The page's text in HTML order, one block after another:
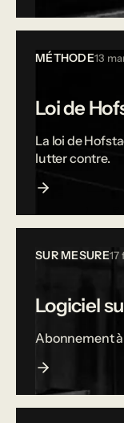
MÉTHODE13
Loi de
La loi de
lutter contre.
SUR MESURE17
Logiciel
Abonnement à